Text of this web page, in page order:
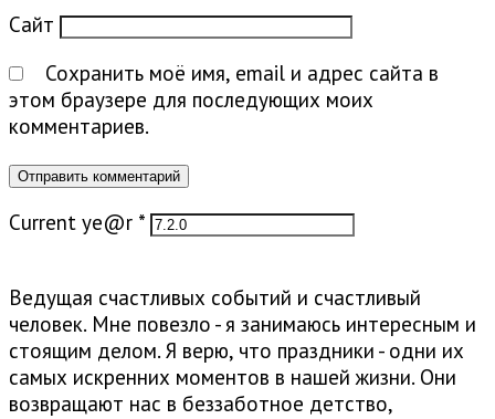
Сайт
Сохранить моё имя, email и адрес сайта в
этом браузере для последующих моих
комментариев.
Current ye@r *
Ведущая счастливых событий и счастливый
человек. Мне повезло - я занимаюсь интересным и
стоящим делом. Я верю, что праздники - одни их
самых искренних моментов в нашей жизни. Они
возвращают нас в беззаботное детство,